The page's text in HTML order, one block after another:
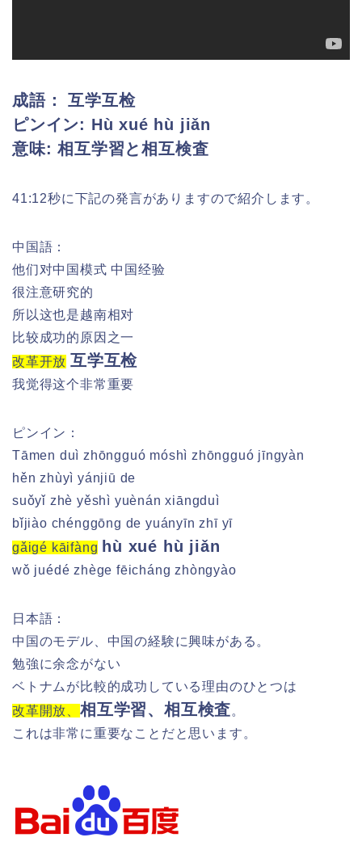
成語：互学互检
ピンイン: Hù xué hù jiǎn
意味: 相互学習と相互検査
41:12秒に下記の発言がありますので紹介します。
中国語：
他们对中国模式 中国经验
很注意研究的
所以这也是越南相对
比较成功的原因之一
改革开放 互学互检
我觉得这个非常重要
ピンイン：
Tāmen duì zhōngguó móshì zhōngguó jīngyàn
hěn zhùyì yánjiū de
suǒyǐ zhè yěshì yuènán xiāngduì
bǐjiào chénggōng de yuányīn zhī yī
gǎigé kāifàng hù xué hù jiǎn
wǒ juédé zhège fēicháng zhòngyào
日本語：
中国のモデル、中国の経験に興味がある。
勉強に余念がない
ベトナムが比較的成功している理由のひとつは
改革開放、 相互学習、相互検査。
これは非常に重要なことだと思います。